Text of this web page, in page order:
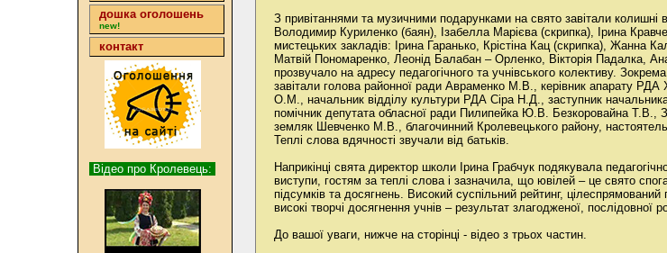
дошка оголошень
new!
контакт
Відео про Кролевець:
З привітаннями та музичними подарунками на свято завітали колишні
Володимир Куриленко (баян), Ізабелла Марієва (скрипка), Ірина
мистецьких закладів: Ірина Гаранько, Крістіна Кац (скрипка), Жанна
Матвій Пономаренко, Леонід Балабан – Орленко, Вікторія Падалка,
прозвучало на адресу педагогічного та учнівського колективу.
завітали голова районної ради Авраменко М.В., керівник апарату
О.М., начальник відділу культури РДА Сіра Н.Д., заступник
помічник депутата обласної ради Пилипейка Ю.В. Безкоровайна Т.В.,
земляк Шевченко М.В., благочинний Кролевецького району,
Теплі слова вдячності звучали від батьків.
Наприкінці свята директор школи Ірина Грабчук подякувала
виступи, гостям за теплі слова і зазначила, що ювілей – це свято
підсумків та досягнень. Високий суспільний рейтинг,
високі творчі досягнення учнів – результат злагодженої, послідовної
До вашої уваги, нижче на сторінці - відео з трьох частин.